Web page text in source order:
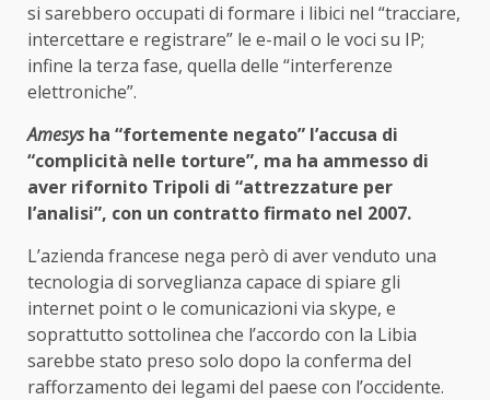
si sarebbero occupati di formare i libici nel “tracciare,
intercettare e registrare” le e-mail o le voci su IP;
infine la terza fase, quella delle “interferenze
elettroniche”.
Amesysha “fortemente negato” l’accusa di
“complicità nelle torture”, ma ha ammesso di
aver rifornito Tripoli di “attrezzature per
l’analisi”, con un contratto firmato nel 2007.
L’azienda francese nega però di aver venduto una
tecnologia di sorveglianza capace di spiare gli
internet point o le comunicazioni via skype, e
soprattutto sottolinea che l’accordo con la Libia
sarebbe stato preso solo dopo la conferma del
rafforzamento dei legami del paese con l’occidente.